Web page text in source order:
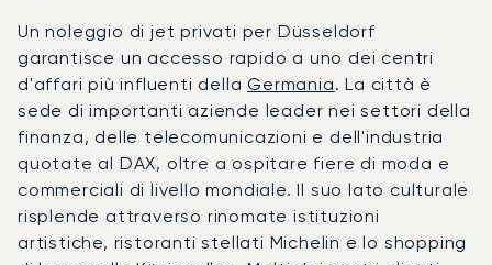
Un noleggio di jet privati per Düsseldorf
garantisce un accesso rapido a uno dei centri
d'affari più influenti dellaGermania. La città è
sede di importanti aziende leader nei settori della
finanza, delle telecomunicazioni e dell'industria
quotate al DAX, oltre a ospitare fiere di moda e
commerciali di livello mondiale. Il suo lato culturale
risplende attraverso rinomate istituzioni
artistiche, ristoranti stellati Michelin e lo shopping